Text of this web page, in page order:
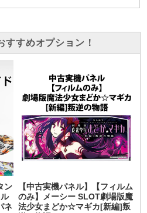
すすめオプション！
ン
ネ
【中古実機パネル】【フィルム
のみ】メーシー SLOT劇場版魔
法少女まどか☆マギカ[新編]叛